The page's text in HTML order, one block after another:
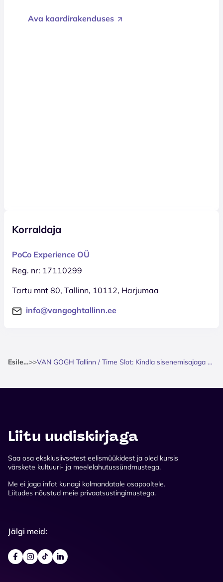
Ava kaardirakenduses
Korraldaja
PoCo Experience OÜ
Reg. nr: 17110299
Tartu mnt 80, Tallinn, 10112, Harjumaa
info@vangoghtallinn.ee
Esileht>> VAN GOGH Tallinn / Time Slot: Kindla sisenemisajaga pilet
Liitu uudiskirjaga
Saa osa eksklusiivsetest eelismüükidest ja oled kursis
värskete kultuuri- ja meelelahutussündmustega.
Me ei jaga infot kunagi kolmandatale osapooltele.
Liitudes nõustud meie privaatsustingimustega.
Jälgi meid: